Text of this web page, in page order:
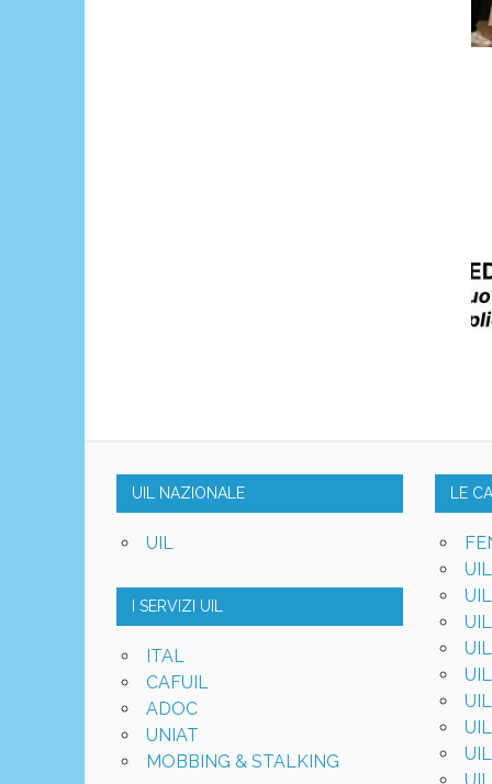
UIL NAZIONALE
UIL
I SERVIZI UIL
ITAL
CAFUIL
ADOC
UNIAT
MOBBING & STALKING
LE